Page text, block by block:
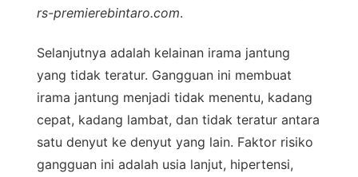
rs-premierebintaro.com.
Selanjutnya adalah kelainan irama jantung
yang tidak teratur. Gangguan ini membuat
irama jantung menjadi tidak menentu, kadang
cepat, kadang lambat, dan tidak teratur antara
satu denyut ke denyut yang lain. Faktor risiko
gangguan ini adalah usia lanjut, hipertensi,